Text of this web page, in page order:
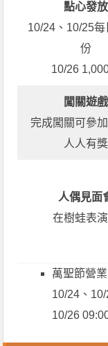
點心發放
10/24、10/25
份
10/26
闖關遊戲
完成闖關可參加
人人有獎
人偶見面
在樹蛙表
萬聖節營業
10/24、
10/26